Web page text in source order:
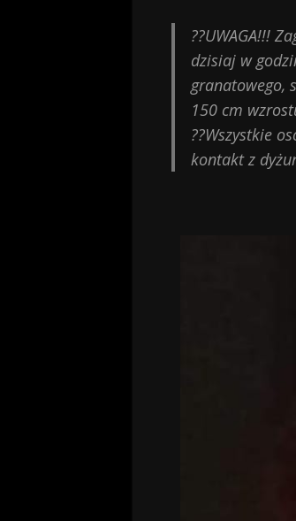
??UWAGA!!!
dzisiaj w
granatowego,
150 cm
??Wszystkie
kontakt z